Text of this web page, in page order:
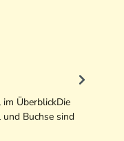
ÜberblickDie
Buchse sind